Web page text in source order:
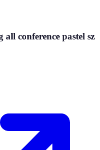
all conference pastel sz